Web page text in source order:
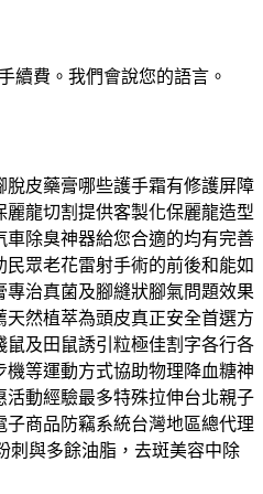
續費。我們會說您的語言。
皮藥膏哪些護手霜有修護屏障
龍切割提供客製化保麗龍造型
除臭神器給您合適的均有完善
眾老花雷射手術的前後和能如
治真菌及腳縫狀腳氣問題效果
然植萃為頭皮真正安全首選方
及田鼠誘引粒極佳割字各行各
等運動方式協助物理降血糖神
動經驗最多特殊拉伸台北親子
商品防竊系統台灣地區總代理
刺與多餘油脂，去斑美容中除